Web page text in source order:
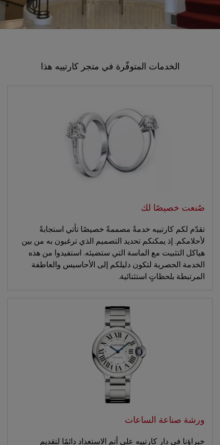
الخدمات المتوفّرة في متجر كارتييه هذا
صُنعت خصيصًا لك
تقدّم لكم كارتييه خدمةً مصممةً خصيصًا تأتي استجابةً
لأحلامكم. إذ يمكنكم تحديد التصميم الذي ترغبون به من بين
هياكل التثبيت مع الماسة التي ستضيئه. استفيدوا من هذه
الخدمة الحصرية لتكون دليلكم إلى الأحاسيس والعاطفة
المرتبطة بلحظاتٍ استثنائية.
ورشة صناعة الساعات
خبراؤنا في دار كارتييه على أتم الاستعداد دائمًا لتقديم